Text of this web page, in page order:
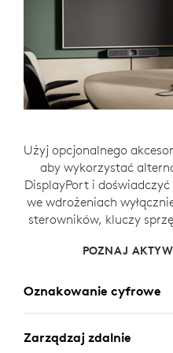
Użyj opcjonalnego
aby wykorzystać
DisplayPort i
we wdrożeniach
sterowników, kluczy
POZNAJ
Oznakowanie cyfrowe
Zarządzaj zdalnie